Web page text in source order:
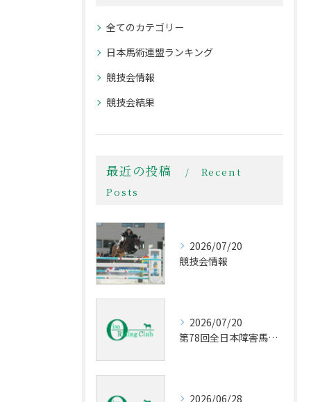
全てのカテゴリー
日本馬術連盟ランキング
競技会情報
競技会結果
最近の投稿
Recent
Posts
2026/07/20
競技会情報
2026/07/20
第78回全日本障害馬術大会2026 PartⅡ
2026/06/28